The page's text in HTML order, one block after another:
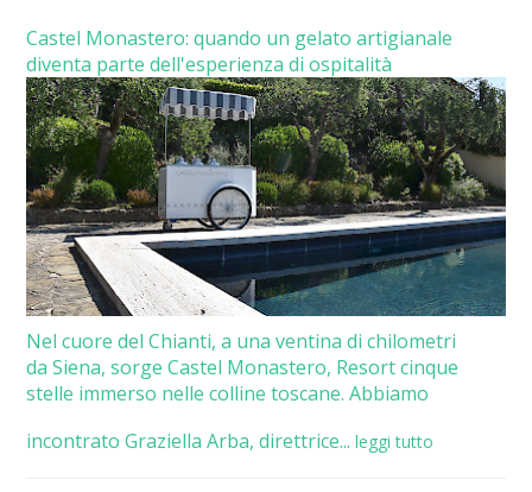
Castel Monastero: quando un gelato artigianale
diventa parte dell'esperienza di ospitalità
Nel cuore del Chianti, a una ventina di chilometri
da Siena, sorge Castel Monastero, Resort cinque
stelle immerso nelle colline toscane. Abbiamo
incontrato Graziella Arba, direttrice... leggi tutto